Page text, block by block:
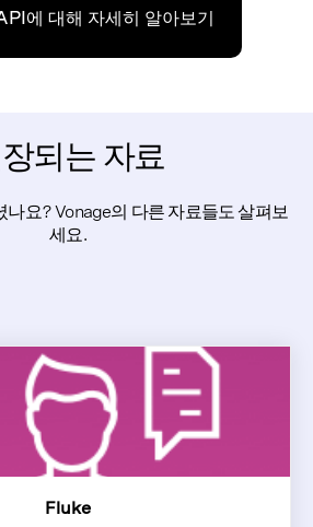
에 대해 자세히 알아보기
되는 자료
나요? Vonage의 다른 자료들도 살펴보
세요.
Fluke